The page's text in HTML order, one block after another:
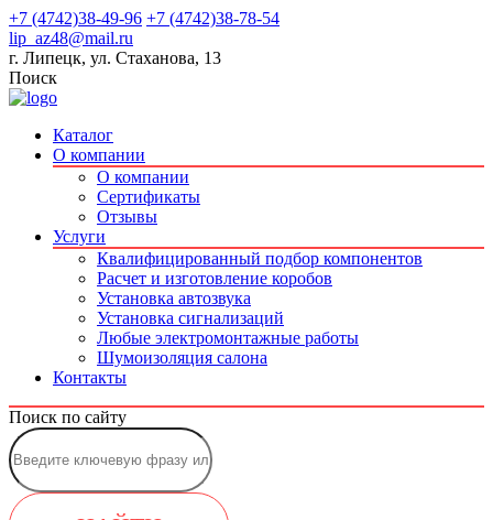
+7 (4742)38-49-96 +7 (4742)38-78-54
lip_az48@mail.ru
г. Липецк, ул. Стаханова, 13
Поиск
Каталог
О компании
О компании
Сертификаты
Отзывы
Услуги
Квалифицированный подбор компонентов
Расчет и изготовление коробов
Установка автозвука
Установка сигнализаций
Любые электромонтажные работы
Шумоизоляция салона
Контакты
Поиск по сайту